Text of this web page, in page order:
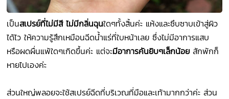
เป็นสเปรย์ที่ไม่มีสี ไม่มีกลิ่นฉุนใดๆทั้งสิ้นค่ะ แห้งและซึบซาบเข้าสู่ผิว
ได้ไว ให้ความรู้สึกเหมือนฉีดน้ำแร่ที่ใบหน้าเลย ซึ่งไม่มีอาการแสบ
หรือผดผื่นแพ้ใดๆเกิดขึ้นค่ะ แต่จะมีอาการคันยิบๆเล็กน้อย สักพักก็
หายไปเองค่ะ
ส่วนใหญ่พลอยจะใช้สเปรย์ฉีดที่บริเวณที่มือและเท้ามากกว่าค่ะ ส่วน